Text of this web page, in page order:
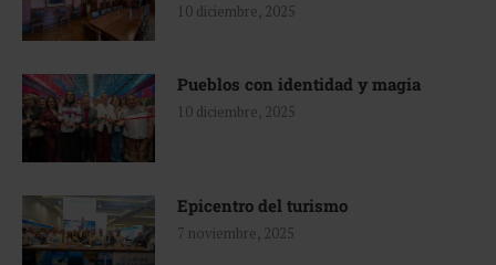
10 diciembre, 2025
Pueblos con identidad y magia
10 diciembre, 2025
Epicentro del turismo
7 noviembre, 2025